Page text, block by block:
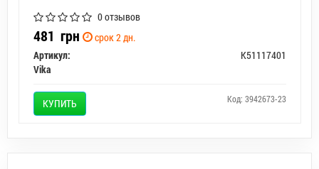
0 отзывов
481 грн
срок 2 дн.
Артикул:
K51117401
Vika
КУПИТЬ Код: 3942673-23